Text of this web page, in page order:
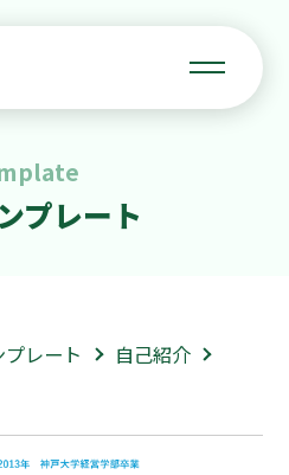
プレート
レート
自己紹介